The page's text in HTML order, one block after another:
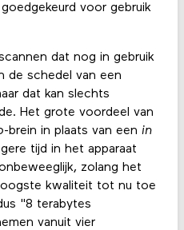
voor gebruik
dat nog in gebruik
de schedel van een
dat kan slechts
Het grote voordeel van
-brein in plaats van een in
tijd in het apparaat
zolang het
kwaliteit tot nu toe
"8 terabytes
vanuit vier